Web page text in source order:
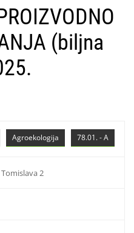
(biljna
78.01. - A
Agroekologija
2